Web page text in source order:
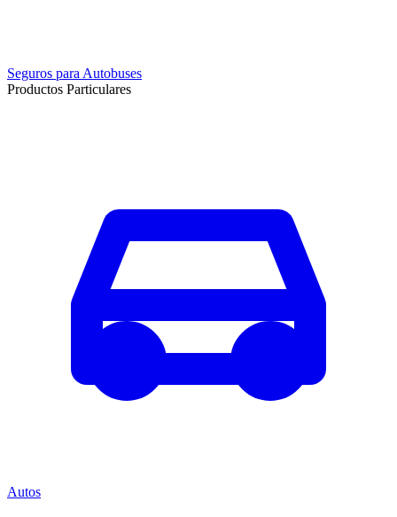
Seguros para Autobuses
Productos Particulares
Autos